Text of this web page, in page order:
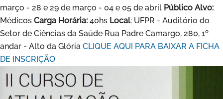
março - 28 e 29 de março - 04 e 05 de abril Público Alvo:
Médicos Carga Horária: 40hs Local: UFPR - Auditório do
Setor de Ciências da Saúde Rua Padre Camargo, 280, 1º
andar - Alto da Glória CLIQUE AQUI PARA BAIXAR A FICHA
DE INSCRIÇÃO